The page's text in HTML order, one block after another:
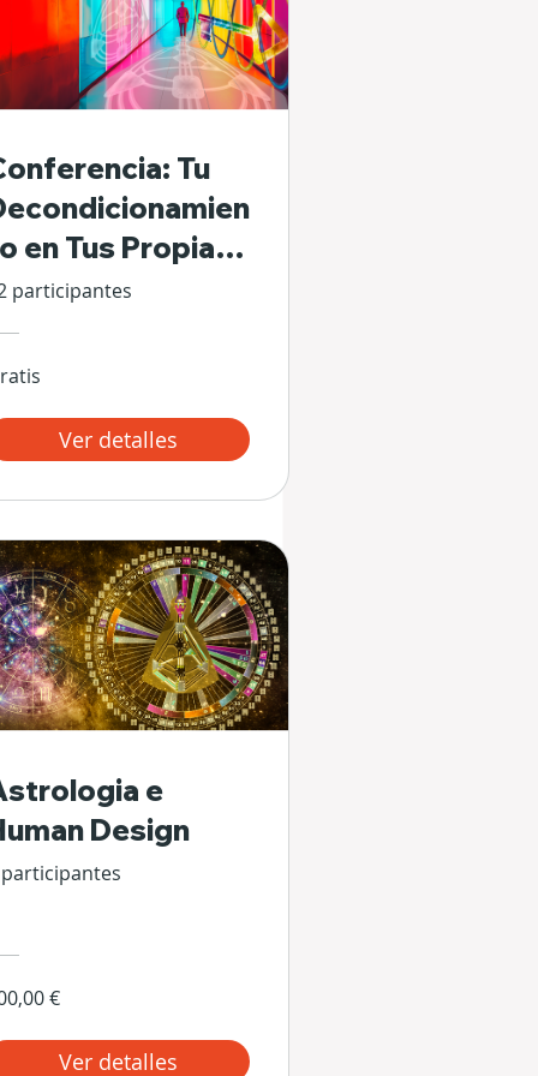
Tu
en Tus Propias
participantes
Ver detalles
e
Design
€
Ver detalles